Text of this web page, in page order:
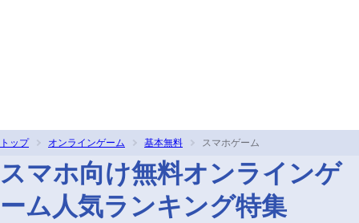
トップ オンラインゲーム 基本無料 スマホゲーム
スマホ向け無料オンラインゲ
ーム人気ランキング特集